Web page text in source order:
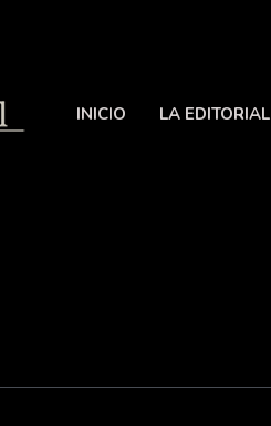
INICIO LA EDITORIAL